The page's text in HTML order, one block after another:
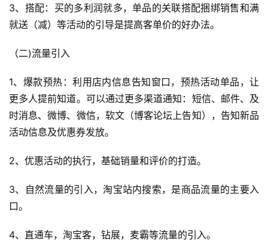
3、搭配：买的多利润就多，单品的关联搭配捆绑销售和满
就送（减）等活动的引导是提高客单价的好办法。
（二)流量引入
1、爆款预热：利用店内信息告知窗口，预热活动单品，让
更多人提前知道。可以通过更多渠道通知：短信、邮件、及
时消息、微博、微信，软文（博客论坛上告知），告知新品
活动信息及优惠券发放。
2、优惠活动的执行，基础销量和评价的打造。
3、自然流量的引入，淘宝站内搜索，是商品流量的主要入
口。
4、直通车，淘宝客，钻展，麦霸等流量的引入。